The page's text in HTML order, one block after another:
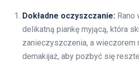
Dokładne oczyszczanie: Rano
delikatną piankę myjącą, która
zanieczyszczenia, a wieczorem
demakijaż, aby pozbyć się